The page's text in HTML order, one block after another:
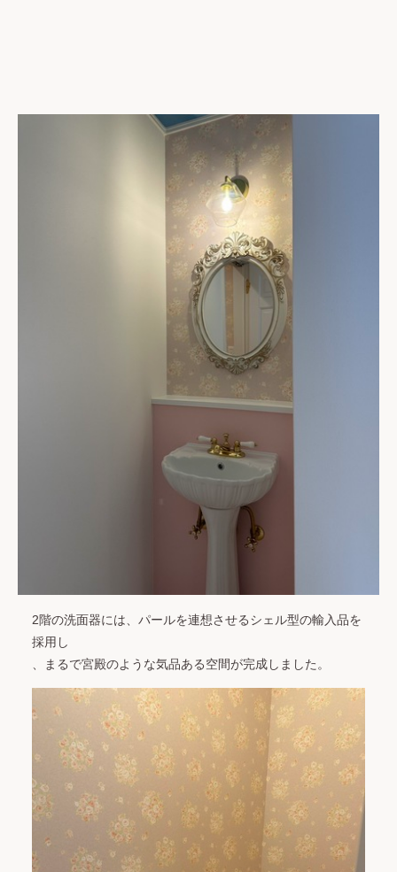
2階の洗面器には、パールを連想させるシェル型の輸入品を
採用し
、まるで宮殿のような気品ある空間が完成しました。